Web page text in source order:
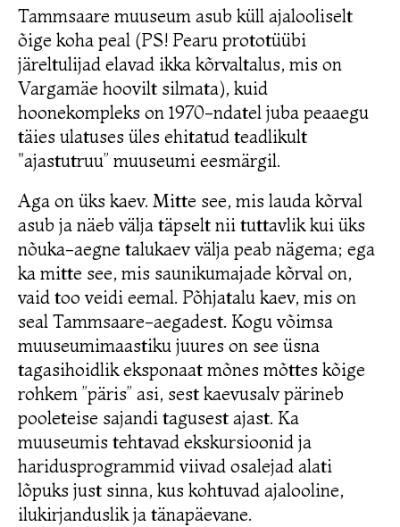
Tammsaare muuseum asub küll ajalooliselt
õige koha peal (PS! Pearu prototüübi
järeltulijad elavad ikka kõrvaltalus, mis on
Vargamäe hoovilt silmata), kuid
hoonekompleks on 1970-ndatel juba peaaegu
täies ulatuses üles ehitatud teadlikult
"ajastutruu” muuseumi eesmärgil.
Aga on üks kaev. Mitte see, mis lauda kõrval
asub ja näeb välja täpselt nii tuttavlik kui üks
nõuka-aegne talukaev välja peab nägema; ega
ka mitte see, mis saunikumajade kõrval on,
vaid too veidi eemal. Põhjatalu kaev, mis on
seal Tammsaare-aegadest. Kogu võimsa
muuseumimaastiku juures on see üsna
tagasihoidlik eksponaat mõnes mõttes kõige
rohkem ”päris” asi, sest kaevusalv pärineb
pooleteise sajandi tagusest ajast. Ka
muuseumis tehtavad ekskursioonid ja
haridusprogrammid viivad osalejad alati
lõpuks just sinna, kus kohtuvad ajalooline,
ilukirjanduslik ja tänapäevane.